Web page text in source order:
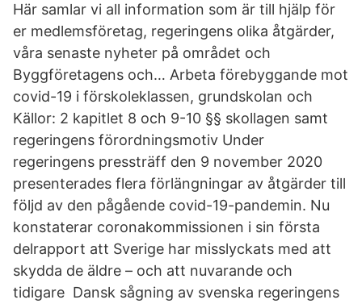
Här samlar vi all information som är till hjälp för
er medlemsföretag, regeringens olika åtgärder,
våra senaste nyheter på området och
Byggföretagens och… Arbeta förebyggande mot
covid-19 i förskoleklassen, grundskolan och
Källor: 2 kapitlet 8 och 9-10 §§ skollagen samt
regeringens förordningsmotiv Under
regeringens pressträff den 9 november 2020
presenterades flera förlängningar av åtgärder till
följd av den pågående covid-19-pandemin. Nu
konstaterar coronakommissionen i sin första
delrapport att Sverige har misslyckats med att
skydda de äldre – och att nuvarande och
tidigare Dansk sågning av svenska regeringens